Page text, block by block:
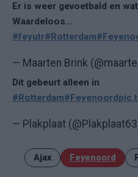
Er is weer gevoetbald en
Waardeloos...
#feyutr#Rotterdam
— Maarten Brink
Dit gebeurt alleen in
#Rotterdam#Feyenoord
— Plakplaat
Ajax Feyenoord